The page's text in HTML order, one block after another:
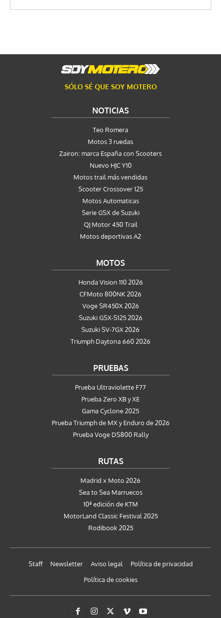
SÓLO SÉ QUE SOY MOTERO
NOTICIAS
Teo Romera
Motos 3 ruedas
Zairon: marca España con Scooters
Nuevo HJC Y10
Motos trail más vendidas
Scooter Crossover 125
Motos Automaticas
Serie GSX de Suzuki
QJ Motor 450 Trail
Motos deportivas A2
MOTOS
Honda Vision 110 2026
CFMoto 800NK 2026
Voge SR450X 2026
Suzuki GSX-S125 2026
Suzuki SV-7GX 2026
Triumph Daytona 660 2026
PRUEBAS
Prueba Ultraviolette F77
Prueba Zero XB y XE
Gama Cyclone 2025
Prueba Triumph de MX y Enduro de 2026
Prueba Voge DS800 Rally
RUTAS
Madrid x Moto 2026
Sea to Sea Marruecos
10ª edición de KTM
MotorLand Classic Festival 2025
Rodibook 2025
Staff Newsletter Aviso legal
Política de privacidad
Política de cookies